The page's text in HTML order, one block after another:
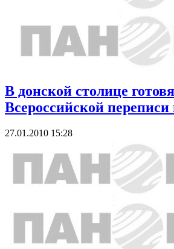
В донской столице
Всероссийской переписи
27.01.2010 15:28